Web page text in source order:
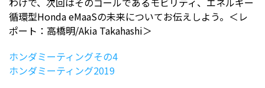
循環型Honda eMaaSの未来についてお伝えしよう。＜レ
ポート：高橋明/Akia Takahashi＞
ホンダミーティングその4
ホンダミーティング2019